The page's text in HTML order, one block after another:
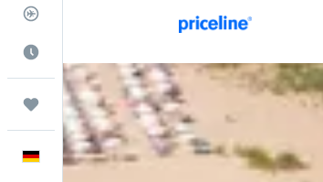
Trips
Deutsch